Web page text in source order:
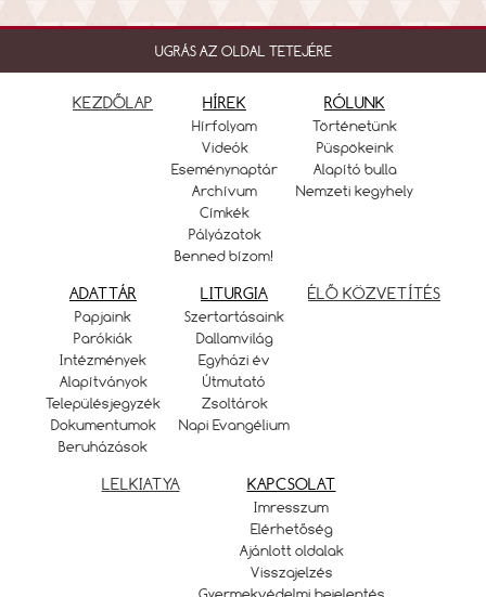
UGRÁS AZ OLDAL TETEJÉRE
KEZDŐLAP HÍREK
Hírfolyam
Videók
Eseménynaptár
Archívum
Címkék
Pályázatok
Benned bízom!
RÓLUNK
Történetünk
Püspökeink
Alapító bulla
Nemzeti kegyhely
ADATTÁR
Papjaink
Parókiák
Intézmények
Alapítványok
Településjegyzék
Dokumentumok
Beruházások
LITURGIA
Szertartásaink
Dallamvilág
Egyházi év
Útmutató
Zsoltárok
Napi Evangélium
ÉLŐ KÖZVETÍTÉS
LELKIATYA KAPCSOLAT
Imresszum
Elérhetőség
Ajánlott oldalak
Visszajelzés